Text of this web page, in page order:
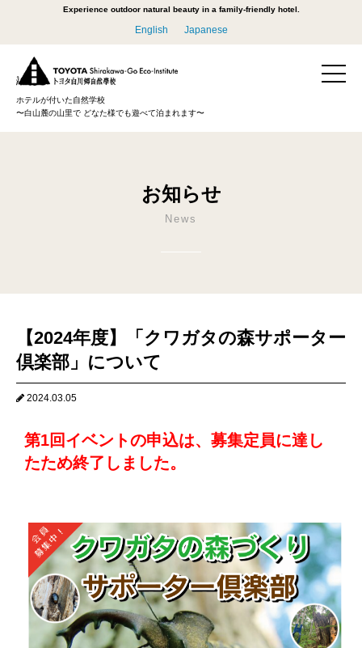
Experience outdoor natural beauty in a family-friendly hotel.
English Japanese
ホテルが付いた自然学校
〜白山麓の山里で どなた様でも遊べて泊まれます〜
お知らせ
News
【2024年度】「クワガタの森サポーター
倶楽部」について
2024.03.05
第1回イベントの申込は、募集定員に達し
たため終了しました。